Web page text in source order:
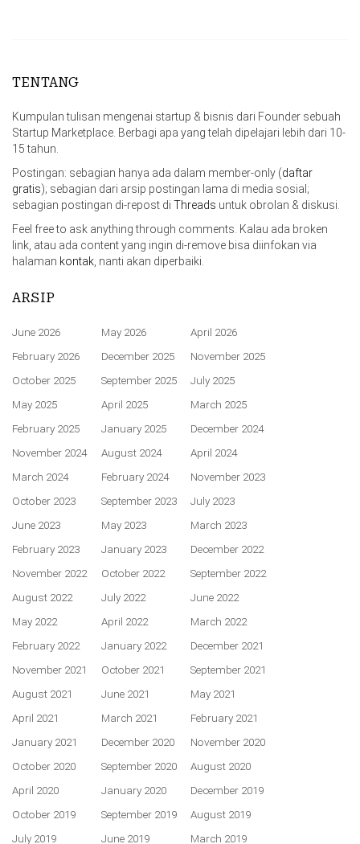
TENTANG
Kumpulan tulisan mengenai startup & bisnis dari Founder sebuah
Startup Marketplace. Berbagi apa yang telah dipelajari lebih dari 10-
15 tahun.
Postingan: sebagian hanya ada dalam member-only (daftar
gratis); sebagian dari arsip postingan lama di media sosial;
sebagian postingan di-repost di Threads untuk obrolan & diskusi.
Feel free to ask anything through comments. Kalau ada broken
link, atau ada content yang ingin di-remove bisa diinfokan via
halaman kontak , nanti akan diperbaiki.
ARSIP
June 2026 May 2026
April 2026
February 2026
December 2025
November 2025
October 2025
September 2025
July 2025
May 2025
April 2025
March 2025
February 2025
January 2025
December 2024
November 2024
August 2024
April 2024
March 2024
February 2024
November 2023
October 2023
September 2023
July 2023
June 2023
May 2023
March 2023
February 2023
January 2023
December 2022
November 2022
October 2022
September 2022
August 2022
July 2022
June 2022
May 2022
April 2022
March 2022
February 2022
January 2022
December 2021
November 2021
October 2021
September 2021
August 2021
June 2021
May 2021
April 2021
March 2021
February 2021
January 2021
December 2020
November 2020
October 2020
September 2020
August 2020
April 2020
January 2020
December 2019
October 2019
September 2019
August 2019
July 2019
June 2019
March 2019